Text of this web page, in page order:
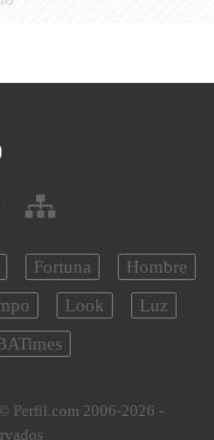
Fortuna
Hombre
Look
Luz
Perfil.com 2006-2026 -